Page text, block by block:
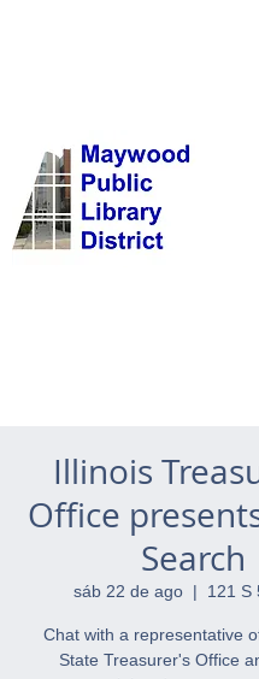
Illinois
Office
Search
sáb 22 de ago
  |
121 S
Chat with a representative
State Treasurer's Office